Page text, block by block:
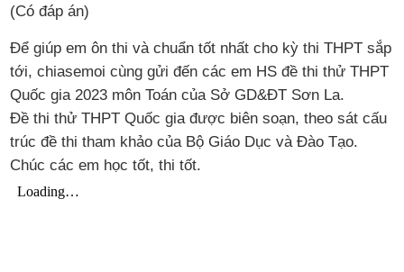
(Có đáp án)
Để giúp em ôn thi và chuẩn tốt nhất cho kỳ thi THPT sắp
tới, chiasemoi cùng gửi đến các em HS đề thi thử THPT
Quốc gia 2023 môn Toán của Sở GD&ĐT Sơn La.
Đề thi thử THPT Quốc gia được biên soạn, theo sát cấu
trúc đề thi tham khảo của Bộ Giáo Dục và Đào Tạo.
Chúc các em học tốt, thi tốt.